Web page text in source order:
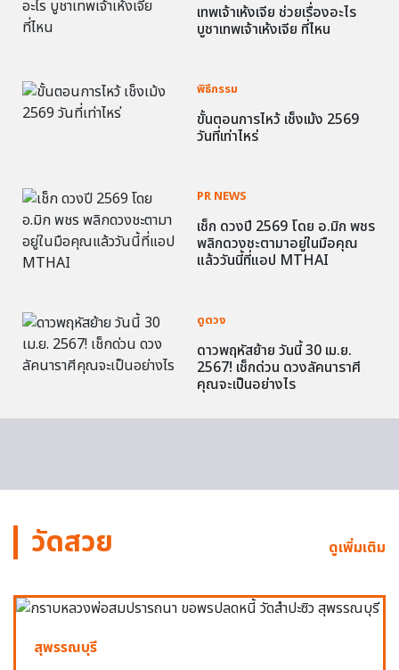
เทพเจ้าเห้งเจีย ช่วยเรื่องอะไร
บูชาเทพเจ้าเห้งเจีย ที่ไหน
พิธีกรรม
ขั้นตอนการไหว้ เช็งเม้ง 2569
วันที่เท่าไหร่
PR NEWS
เช็ก ดวงปี 2569 โดย อ.มิก พชร
พลิกดวงชะตามาอยู่ในมือคุณ
แล้ววันนี้ที่แอป MTHAI
ดูดวง
ดาวพฤหัสย้าย วันนี้ 30 เม.ย.
2567! เช็กด่วน ดวงลัคนาราศี
คุณจะเป็นอย่างไร
วัดสวย ดูเพิ่มเติม
สุพรรณบุรี